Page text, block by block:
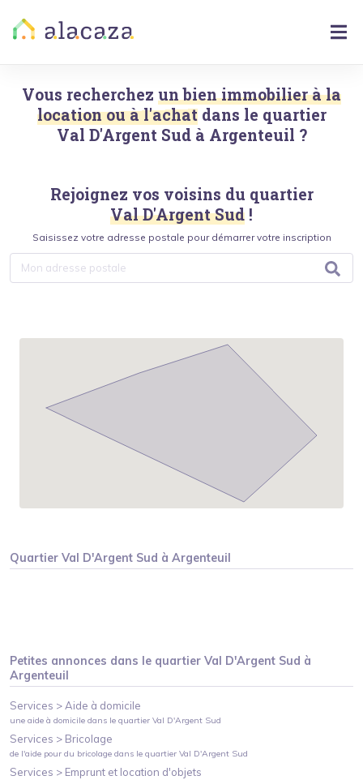
Vous recherchez un bien immobilier à la
location ou à l'achat dans le quartier
Val D'Argent Sud à Argenteuil ?
Rejoignez vos voisins du quartier
Val D'Argent Sud !
Saisissez votre adresse postale pour démarrer votre inscription
QuartierVal D'Argent Sud àArgenteuil
Petites annonces dans le quartierVal D'Argent Sud à
Argenteuil
Services > Aide à domicile
une aide à domicile dans le quartierVal D'Argent Sud
Services > Bricolage
de l'aide pour du bricolage dans le quartierVal D'Argent Sud
Services > Emprunt et location d'objets